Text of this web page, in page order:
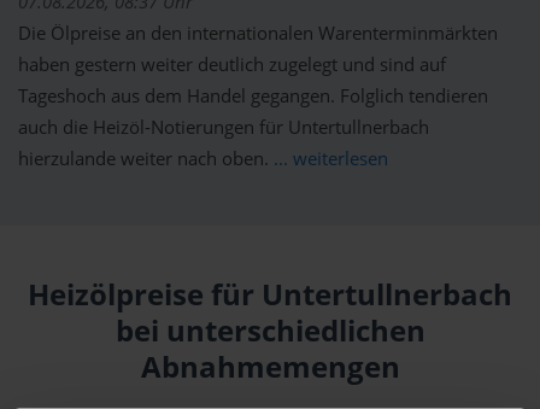
Die Ölpreise an den internationalen Warenterminmärkten
haben gestern weiter deutlich zugelegt und sind auf
Tageshoch aus dem Handel gegangen. Folglich tendieren
auch die Heizöl-Notierungen für Untertullnerbach
hierzulande weiter nach oben. ... weiterlesen
Heizölpreise für Untertullnerbach
bei unterschiedlichen
Abnahmemengen